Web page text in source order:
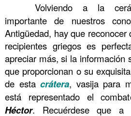
Volviendo a la
importante de nuestros
Antigüedad, hay que reconocer
recipientes griegos es
apreciar más, si la información
que proporcionan o su
de esta crátera, vasija para
está representado el
Héctor. Recuérdese que